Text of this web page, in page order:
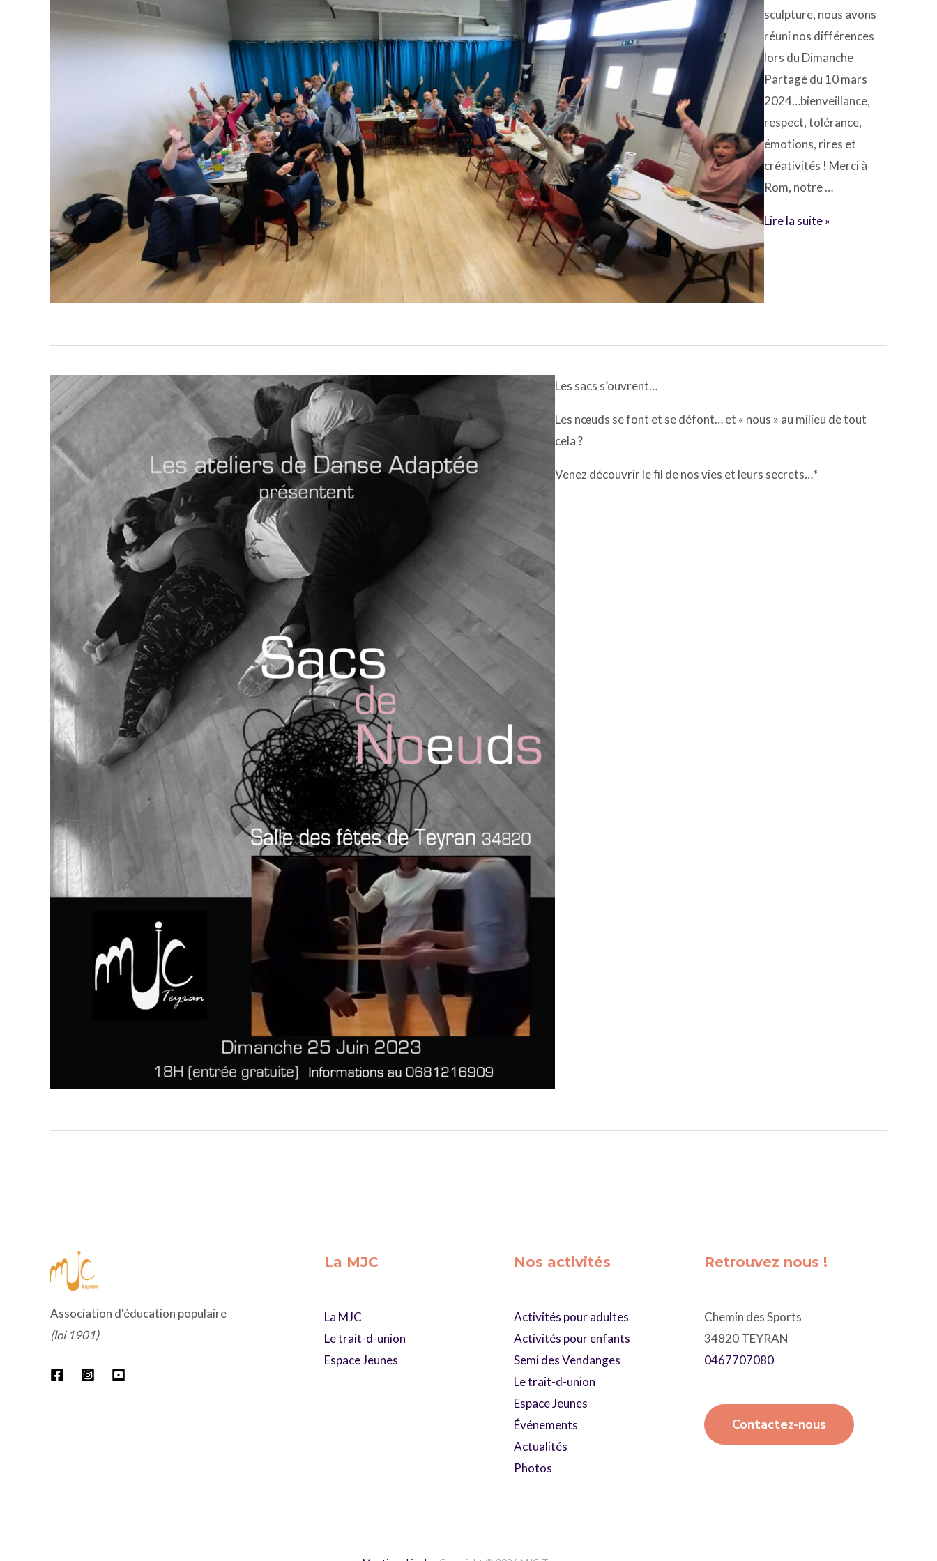
sculpture, nous avons
réuni nos différences
lors du Dimanche
Partagé du 10 mars
2024…bienveillance,
respect, tolérance,
émotions, rires et
créativités ! Merci à
Rom, notre …
Dimanche
partagé
:
en
Lire la suite »
Les sacs s’ouvrent…
Les nœuds se font et se défont… et « nous » au milieu de tout
cela ?
Venez découvrir le fil de nos vies et leurs secrets…*
Association d'éducation populaire
(loi 1901)
La MJC
La MJC
Le trait-d-union
Espace Jeunes
Nos activités
Activités pour adultes
Activités pour enfants
Semi des Vendanges
Le trait-d-union
Espace Jeunes
Événements
Actualités
Photos
Retrouvez nous !
Chemin des Sports
34820 TEYRAN
0467707080
Contactez-nous